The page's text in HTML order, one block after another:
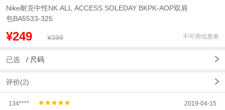
Nike耐克中性NK ALL ACCESS SOLEDAY BKPK-AOP双肩
包BA5533-325
¥249 ¥399 不可用优惠券
已选 / 尺码
评价(2)
134**** 2019-04-15